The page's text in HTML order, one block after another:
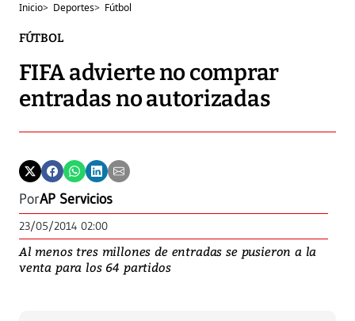
Inicio> Deportes> Fútbol
FÚTBOL
FIFA advierte no comprar
entradas no autorizadas
PorAP Servicios
23/05/2014 02:00
Al menos tres millones de entradas se pusieron a la
venta para los 64 partidos